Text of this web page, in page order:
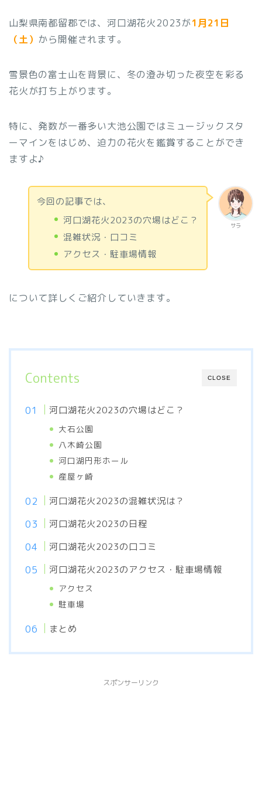
山梨県南都留郡では、河口湖花火2023が1月21日
（土） から開催されます。
雪景色の富士山を背景に、冬の澄み切った夜空を彩る
花火が打ち上がります。
特に、発数が一番多い大池公園ではミュージックスタ
ーマインをはじめ、迫力の花火を鑑賞することができ
ますよ♪
サラ
今回の記事では、
河口湖花火2023の穴場はどこ？
混雑状況・口コミ
アクセス・駐車場情報
について詳しくご紹介していきます。
CLOSE
Contents
河口湖花火2023の穴場はどこ？
大石公園
八木崎公園
河口湖円形ホール
産屋ヶ崎
河口湖花火2023の混雑状況は？
河口湖花火2023の日程
河口湖花火2023の口コミ
河口湖花火2023のアクセス・駐車場情報
アクセス
駐車場
まとめ
スポンサーリンク